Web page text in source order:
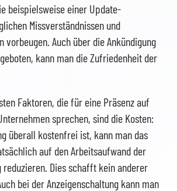
beispielsweise einer Update-
Missverständnissen und
vorbeugen. Auch über die Ankündigung
kann man die Zufriedenheit der
Faktoren, die für eine Präsenz auf
sprechen, sind die Kosten:
überall kostenfrei ist, kann man das
auf den Arbeitsaufwand der
reduzieren. Dies schafft kein anderer
bei der Anzeigenschaltung kann man